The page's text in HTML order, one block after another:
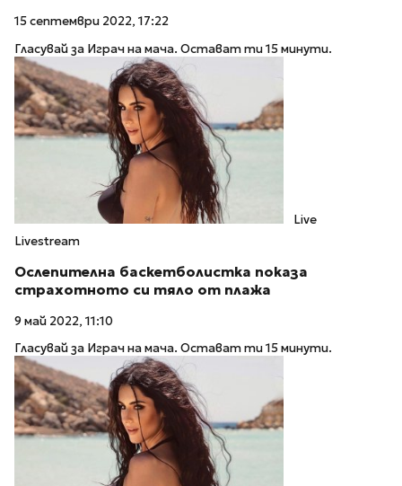
15 септември 2022, 17:22
Гласувай за Играч на мача. Остават ти 15 минути.
Live
Livestream
Ослепителна баскетболистка показа
страхотното си тяло от плажа
9 май 2022, 11:10
Гласувай за Играч на мача. Остават ти 15 минути.